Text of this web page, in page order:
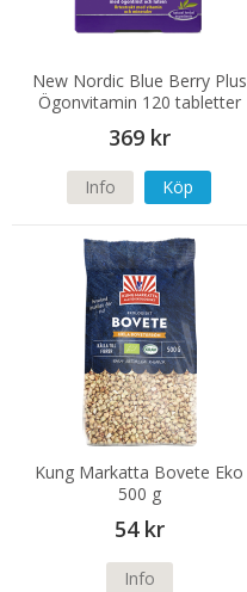
New Nordic Blue Berry Plus
Ögonvitamin 120 tabletter
369 kr
Info Köp
Kung Markatta Bovete Eko
500 g
54 kr
Info